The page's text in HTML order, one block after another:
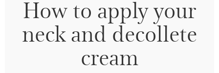
How to apply your
neck and decollete
cream